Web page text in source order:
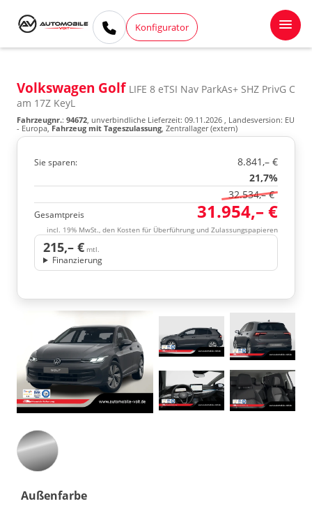
Konfigurator
Volkswagen Golf LIFE 8 eTSI Nav ParkAs+ SHZ PrivG C
am 17Z KeyL
Fahrzeugnr.: 94672, unverbindliche Lieferzeit: 09.11.2026 , Landesversion: EU
- Europa,Fahrzeug mit Tageszulassung, Zentrallager (extern)
Sie sparen:
8.841,– €
21,7%
32.534,– €
Gesamtpreis 31.954,– €
incl. 19% MwSt., den Kosten für Überführung und Zulassungspapieren
215,– € mtl.
Finanzierung
Außenfarbe